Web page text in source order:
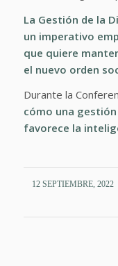
La Gestión de la
un imperativo
que quiere
el nuevo orden
Durante la
cómo una
favorece la
12 SEPTIEMBRE, 2022
/